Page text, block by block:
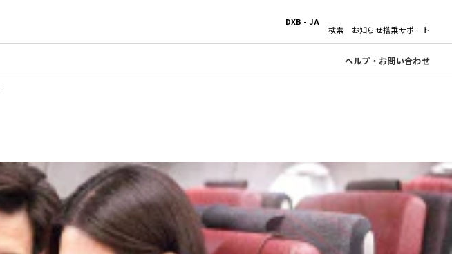
DXB - JA
検索 お知らせ搭乗サポート
ヘルプ・お問い合わせ